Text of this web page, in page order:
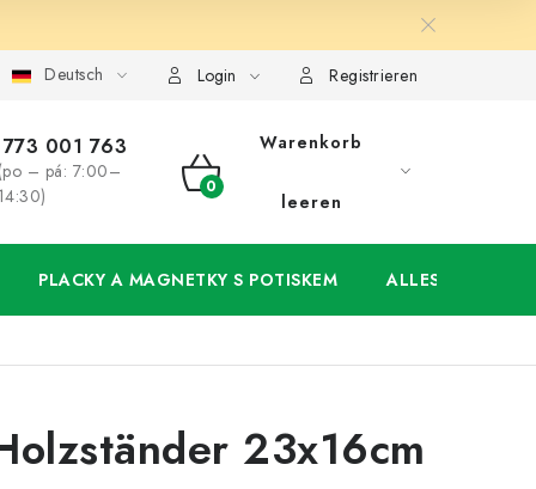
Großhandel Meine Bestellung
Deutsch Login Registrieren
001 763
– pá: 7:00–
WARENKORB
Warenkorb
leeren
PLACKY A MAGNETKY S POTISKEM ALLES FÜR DIE
23x16cm